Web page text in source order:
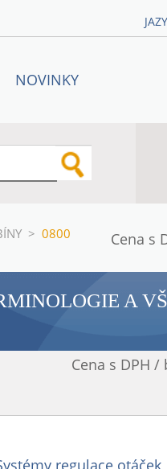
NOVINKY
Cena s
> 0800
A
Cena s DPH /
regulace otáček